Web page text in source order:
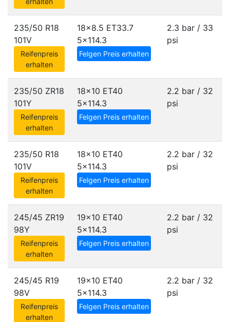
235/50 R18
101V
Reifenpreis
erhalten
18x8.5 ET33.7
5x114.3
Felgen Preis erhalten
2.3 bar / 33
psi
235/50 ZR18
101Y
Reifenpreis
erhalten
18x10 ET40
5x114.3
Felgen Preis erhalten
2.2 bar / 32
psi
235/50 R18
101V
Reifenpreis
erhalten
18x10 ET40
5x114.3
Felgen Preis erhalten
2.2 bar / 32
psi
245/45 ZR19
98Y
Reifenpreis
erhalten
19x10 ET40
5x114.3
Felgen Preis erhalten
2.2 bar / 32
psi
245/45 R19
98V
Reifenpreis
erhalten
19x10 ET40
5x114.3
Felgen Preis erhalten
2.2 bar / 32
psi